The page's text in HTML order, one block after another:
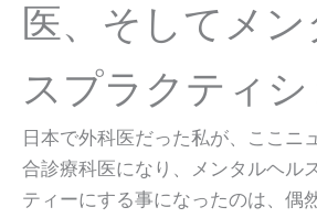
医、そしてメ
スプラクティ
日本で外科医だった私が、ここニ
合診療科医になり、メンタルヘル
ティーにする事になったのは、偶